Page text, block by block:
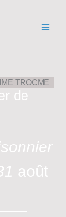
TROCME
de
août